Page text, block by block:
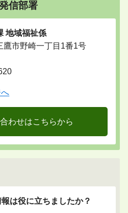
信部署
地域福祉係
市野崎一丁目1番1号
わせはこちらから
は役に立ちましたか？